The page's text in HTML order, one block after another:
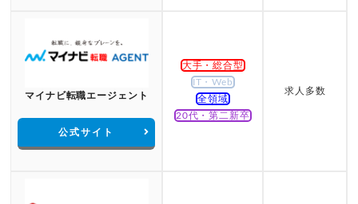
マイナビ転職エージェント
公式サイト
大手・総合型
IT・Web
全領域
20代・第二新卒
求人多数